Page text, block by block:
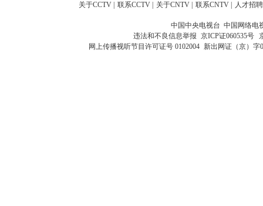
关于CCTV 联系CCTV 关于CNTV 联系CNTV 人才招聘
中国中央电视台 中国网络电
违法和不良信息举报 京ICP证060535号
网上传播视听节目许可证号 0102004 新出网证（京）